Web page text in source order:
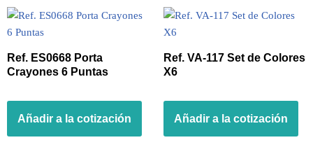
Ref. ES0668 Porta
Crayones 6 Puntas
Añadir a la cotización
Ref. VA-117 Set de Colores
X6
Añadir a la cotización